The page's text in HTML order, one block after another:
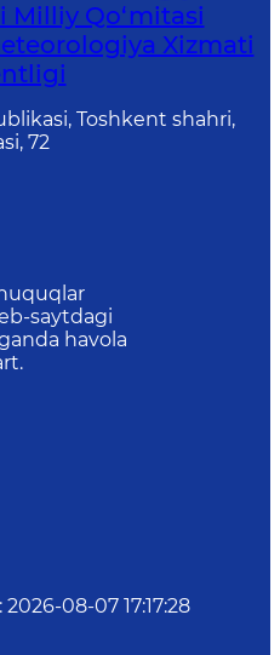
Milliy Qo‘mitasi
Xizmati
Toshkent shahri,
72
saytdagi
havola
: 2026-08-07 17:17:28